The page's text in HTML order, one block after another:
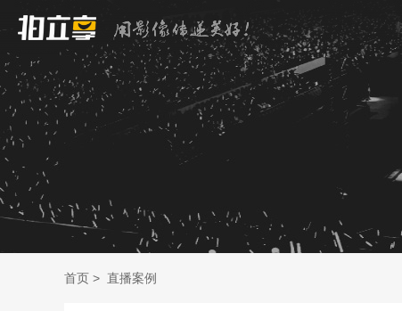
首页 > 直播案例